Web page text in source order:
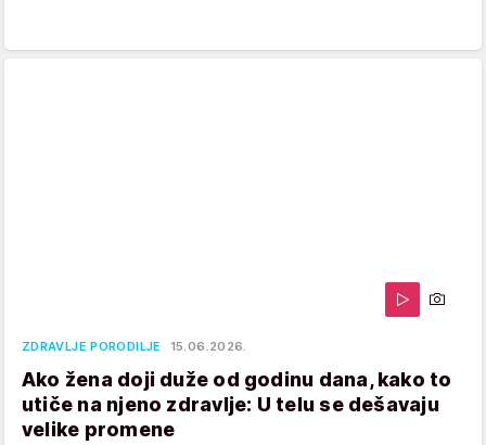
ZDRAVLJE PORODILJE 15.06.2026.
Ako žena doji duže od godinu dana, kako to
utiče na njeno zdravlje: U telu se dešavaju
velike promene